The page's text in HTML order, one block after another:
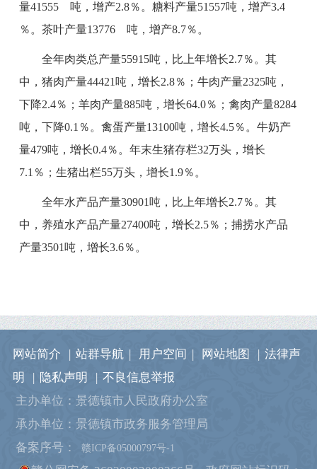
量41555 吨，增产2.8％ 。糖料产量51557吨，增产3.4
％ 。茶叶产量13776 吨，增产8.7％ 。
全年肉类总产量55915吨，比上年增长2.7％ 。其
中，猪肉产量44421 吨，增长2.8％ ；牛肉产量2325吨，
下降2.4％ ；羊肉产量885吨，增长64.0％ ；禽肉产量8284
吨，下降0.1％ 。禽蛋产量13100吨，增长4.5％ 。牛奶产
量479吨，增长0.4％ 。年末生猪存栏32万头，增长
7.1％ ；生猪出栏55万头，增长1.9％ 。
全年水产品产量30901 吨，比上年增长2.7％ 。其
中，养殖水产品产量27400吨，增长2.5％ ；捕捞水产品
产量3501 吨，增长3.6％ 。
网站简介 | 站群导航 | 用户空间 | 网站地图 | 法律声
明
| 隐私声明 | 不良信息举报
主办单位：景德镇市人民政府办公室
承办单位：景德镇市政务服务管理局
备案序号：
赣ICP备05000797号-1